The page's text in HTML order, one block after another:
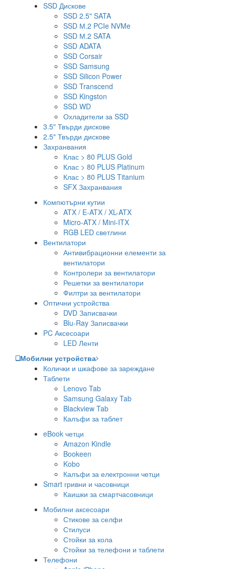
SSD Дискове
SSD 2.5" SATA
SSD М.2 PCIe NVMe
SSD М.2 SATA
SSD ADATA
SSD Corsair
SSD Samsung
SSD Silicon Power
SSD Transcend
SSD Kingston
SSD WD
Охладители за SSD
3.5" Твърди дискове
2.5" Твърди дискове
Захранвания
Клас > 80 PLUS Gold
Клас > 80 PLUS Platinum
Клас > 80 PLUS Titanium
SFX Захранвания
Компютърни кутии
ATX / E-ATX / XL-ATX
Micro-ATX / Mini-ITX
RGB LED светлини
Вентилатори
Антивибрационни елементи за
вентилатори
Контролери за вентилатори
Решетки за вентилатори
Филтри за вентилатори
Оптични устройства
DVD Записвачки
Blu-Ray Записвачки
PC Аксесоари
LED Ленти
Мобилни устройства
Колички и шкафове за зареждане
Таблети
Lenovo Tab
Samsung Galaxy Tab
Blackview Tab
Калъфи за таблет
eBook четци
Amazon Kindle
Bookeen
Kobo
Калъфи за електронни четци
Smart гривни и часовници
Каишки за смартчасовници
Мобилни аксесоари
Стикове за селфи
Стилуси
Стойки за кола
Стойки за телефони и таблети
Телефони